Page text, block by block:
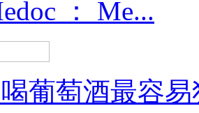
： Me...
葡萄酒最容